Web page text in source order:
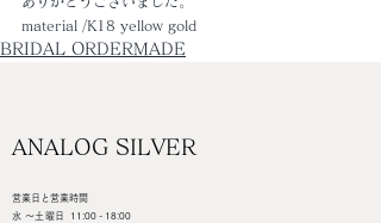
material /K18 yellow gold
BRIDAL ORDERMADE
ANALOG SILVER
営業日と営業時間
水 ～土曜日 11:00 - 18:00